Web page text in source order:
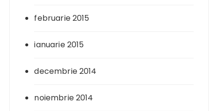
februarie 2015
ianuarie 2015
decembrie 2014
noiembrie 2014